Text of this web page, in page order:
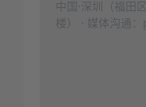
中国·深圳（福田
楼） · 媒体沟通